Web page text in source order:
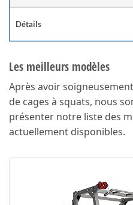
Détails
Les meilleurs modèles
Après avoir
de cages à squats, nous
présenter notre liste des
actuellement disponibles.